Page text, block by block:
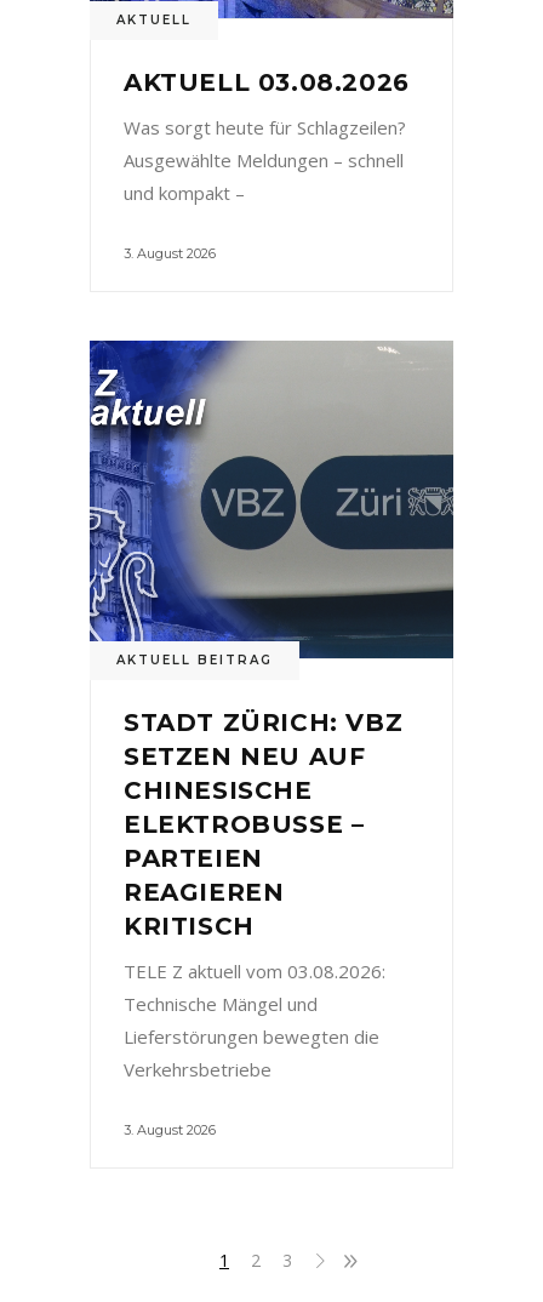
AKTUELL
AKTUELL 03.08.2026
Was sorgt heute für Schlagzeilen?
Ausgewählte Meldungen – schnell
und kompakt –
3. August 2026
AKTUELL BEITRAG
STADT ZÜRICH: VBZ
SETZEN NEU AUF
CHINESISCHE
ELEKTROBUSSE –
PARTEIEN
REAGIEREN
KRITISCH
TELE Z aktuell vom 03.08.2026:
Technische Mängel und
Lieferstörungen bewegten die
Verkehrsbetriebe
3. August 2026
1 2 3